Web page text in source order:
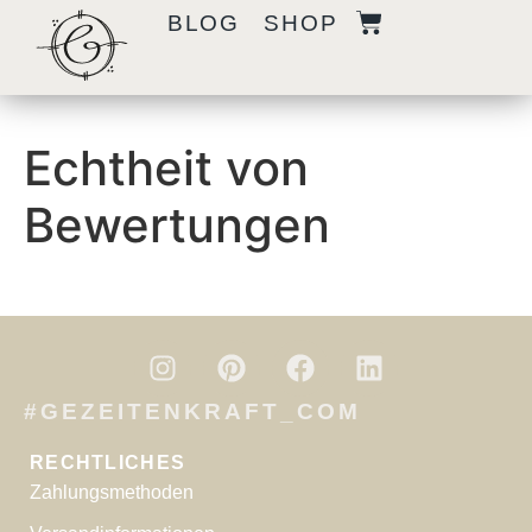
BLOG SHOP
Echtheit von
Bewertungen
#GEZEITENKRAFT_COM
RECHTLICHES
Zahlungsmethoden